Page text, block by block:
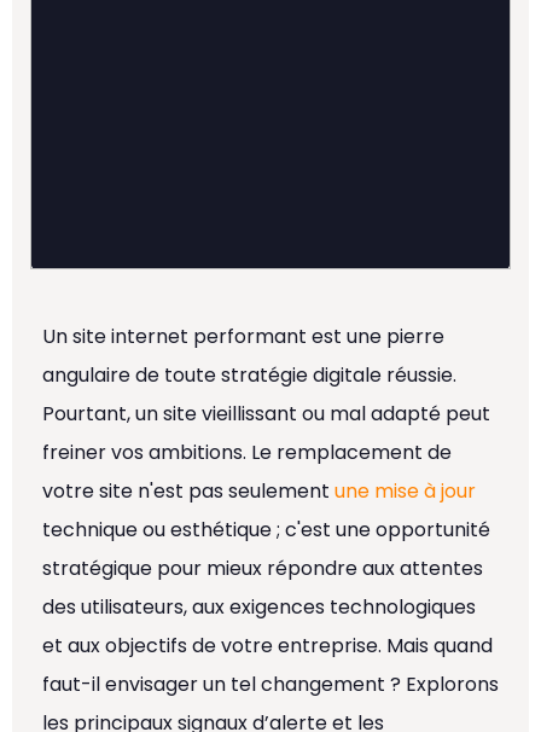
Un site internet performant est une pierre
angulaire de toute stratégie digitale réussie.
Pourtant, un site vieillissant ou mal adapté peut
freiner vos ambitions. Le remplacement de
votre site n'est pas seulement une mise à jour
technique ou esthétique ; c'est une opportunité
stratégique pour mieux répondre aux attentes
des utilisateurs, aux exigences technologiques
et aux objectifs de votre entreprise. Mais quand
faut-il envisager un tel changement ? Explorons
les principaux signaux d’alerte et les